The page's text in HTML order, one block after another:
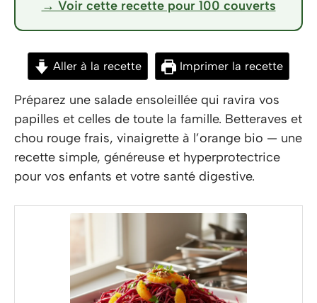
→ Voir cette recette pour 100 couverts
Aller à la recette Imprimer la recette
Préparez une salade ensoleillée qui ravira vos
papilles et celles de toute la famille. Betteraves et
chou rouge frais, vinaigrette à l’orange bio — une
recette simple, généreuse et hyperprotectrice
pour vos enfants et votre santé digestive.